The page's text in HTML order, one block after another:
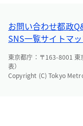
お問い合わせ都政
SNS一覧サイトマ
東京都庁：〒163-8001
表）
Copyright (C) Tokyo